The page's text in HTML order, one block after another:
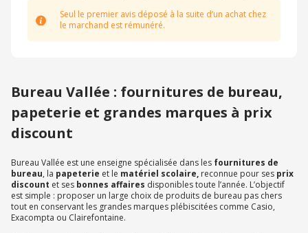
Seul le premier avis déposé à la suite d’un achat chez
le marchand est rémunéré.
Bureau Vallée : fournitures de bureau,
papeterie et grandes marques à prix
discount
Bureau Vallée est une enseigne spécialisée dans les fournitures de
bureau, la papeterie et le matériel scolaire, reconnue pour ses prix
discount et ses bonnes affaires disponibles toute l’année. L’objectif
est simple : proposer un large choix de produits de bureau pas chers
tout en conservant les grandes marques plébiscitées comme Casio,
Exacompta ou Clairefontaine.